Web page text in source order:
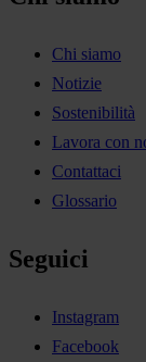
Chi siamo
Notizie
Sostenibilità
Lavora con
Contattaci
Glossario
Seguici
Instagram
Facebook